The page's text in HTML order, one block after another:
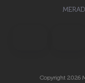
Copyright 2026